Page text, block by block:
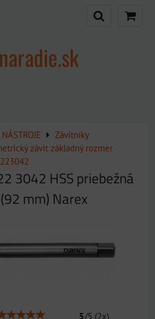
Závitníky
závit základný rozmer
3042 HSS priebežná
mm) Narex
5/5 (2x)